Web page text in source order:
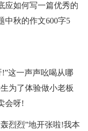
应如何写一篇优秀的
中秋的作文600字5
这一声声吆喝从哪
为了体验做小老板
会呀!
烈烈”地开张啦!我本